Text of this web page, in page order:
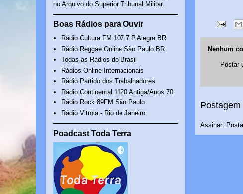
Nenhum
Postar
Assinar:
no Arquivo do Superior Tribunal Militar.
Boas Rádios para Ouvir
Rádio Cultura FM 107.7 P.Alegre BR
Rádio Reggae Online São Paulo BR
Todas as Rádios do Brasil
Rádios Online Internacionais
Rádio Partido dos Trabalhadores
Rádio Continental 1120 Antiga/Anos 70
Rádio Rock 89FM São Paulo
Rádio Vitrola - Rio de Janeiro
Poadcast Toda Terra